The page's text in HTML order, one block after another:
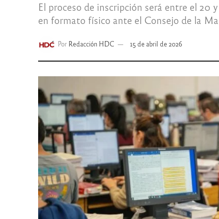
El proceso de inscripción será entre el
en formato físico ante el Consejo de la
Por Redacción HDC 15 de abril de 2026